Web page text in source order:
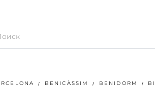
BENICÀSSIM BENIDORM